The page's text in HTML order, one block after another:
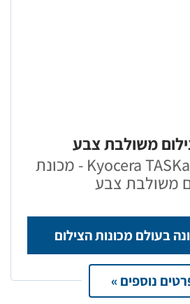
משולבת צבע
Kyocera TASKalfa MZ2501ci - מכונת
משולבת צבע
בעולם מכונות הצילום
נוספים »